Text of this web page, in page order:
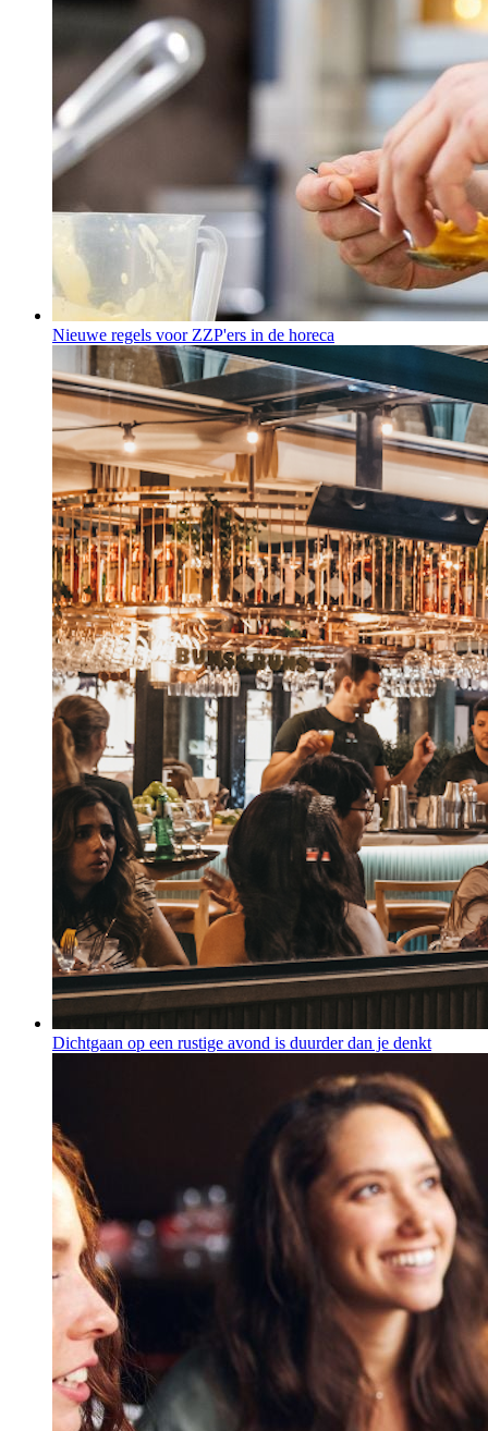
Nieuwe regels voor ZZP'ers in de horeca
Dichtgaan op een rustige avond is duurder dan je denkt